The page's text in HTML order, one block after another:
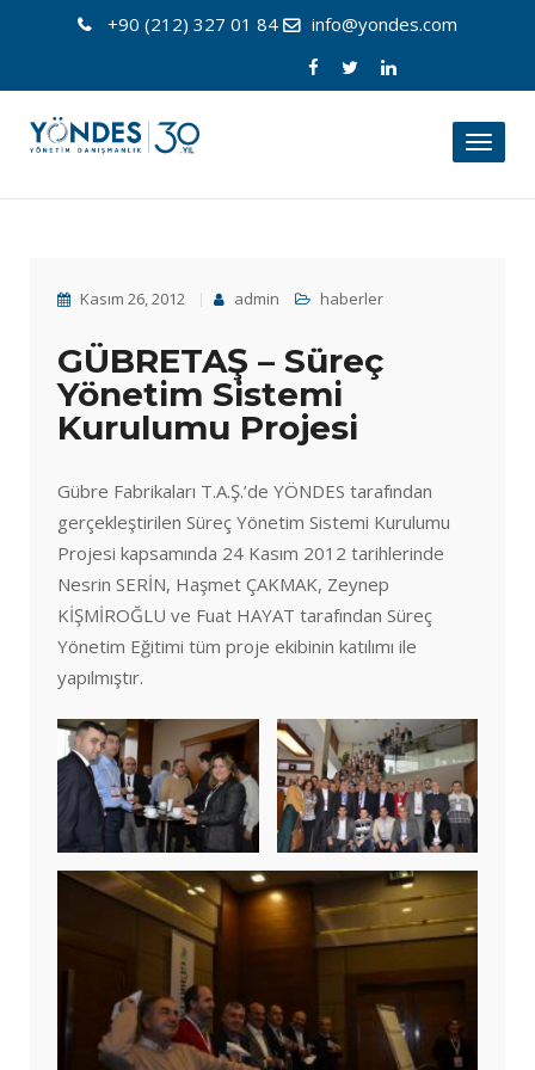
+90 (212) 327 01 84 info@yondes.com
Toggle
Kasım 26, 2012 admin haberler
GÜBRETAŞ – Süreç
Yönetim Sistemi
Kurulumu Projesi
Gübre Fabrikaları T.A.Ş.’de YÖNDES tarafından
gerçekleştirilen Süreç Yönetim Sistemi Kurulumu
Projesi kapsamında 24 Kasım 2012 tarihlerinde
Nesrin SERİN, Haşmet ÇAKMAK, Zeynep
KİŞMİROĞLU ve Fuat HAYAT tarafından Süreç
Yönetim Eğitimi tüm proje ekibinin katılımı ile
yapılmıştır.